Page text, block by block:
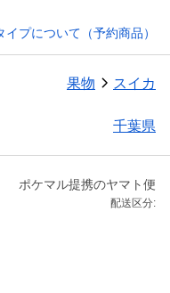
イプについて（予約商品）
果物 スイカ
千葉県
ポケマル提携のヤマト便
配送区分: